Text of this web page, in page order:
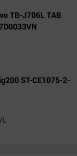
TB-J706L TAB
ST-CE1075-2-